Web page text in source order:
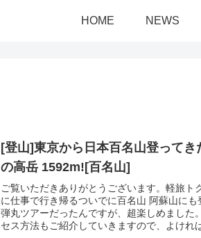
HOME NEWS
[登山]東京から日本百名山登ってき
の高岳 1592m![百名山]
ご覧いただきありがとうございます。軽旅ト
に仕事で行き帰るついでに百名山 阿蘇山にも
弾丸ツアーだったんですが、超楽しめました
セス方法もご紹介していきますので、よけれ